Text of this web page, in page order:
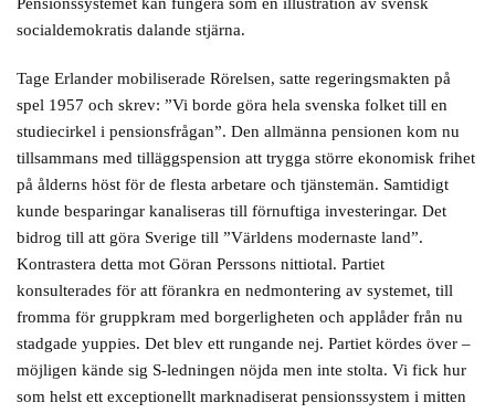
socialdemokratis dalande stjärna.
Tage Erlander mobiliserade Rörelsen, satte regeringsmakten på
spel 1957 och skrev: ”Vi borde göra hela svenska folket till en
studiecirkel i pensionsfrågan”. Den allmänna pensionen kom nu
tillsammans med tilläggspension att trygga större ekonomisk frihet
på ålderns höst för de flesta arbetare och tjänstemän. Samtidigt
kunde besparingar kanaliseras till förnuftiga investeringar. Det
bidrog till att göra Sverige till ”Världens modernaste land”.
Kontrastera detta mot Göran Perssons nittiotal. Partiet
konsulterades för att förankra en nedmontering av systemet, till
fromma för gruppkram med borgerligheten och applåder från nu
stadgade yuppies. Det blev ett rungande nej. Partiet kördes över –
möjligen kände sig S-ledningen nöjda men inte stolta. Vi fick hur
som helst ett exceptionellt marknadiserat pensionssystem i mitten